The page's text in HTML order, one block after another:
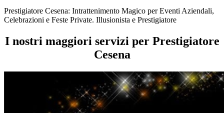
Prestigiatore Cesena: Intrattenimento Magico per Eventi Aziendali,
Celebrazioni e Feste Private. Illusionista e Prestigiatore
I nostri maggiori servizi per Prestigiatore
Cesena